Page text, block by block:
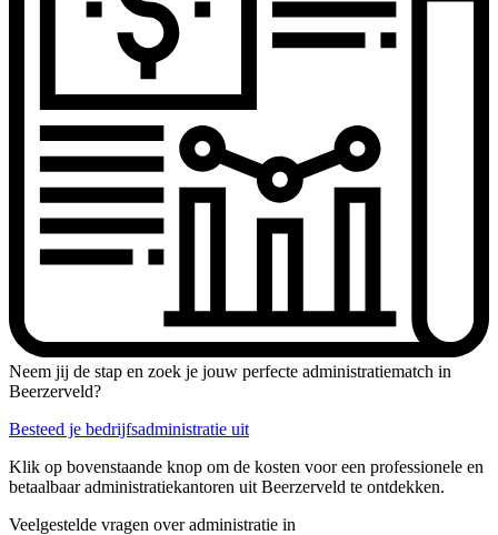
Neem jij de stap en zoek je jouw perfecte administratiematch in
Beerzerveld?
Besteed je bedrijfsadministratie uit
Klik op bovenstaande knop om de kosten voor een professionele en
betaalbaar administratiekantoren uit Beerzerveld te ontdekken.
Veelgestelde vragen over administratie in